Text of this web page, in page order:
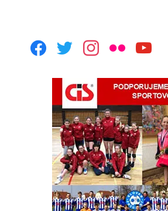
facebooktwitterinstagram
flickr youtube